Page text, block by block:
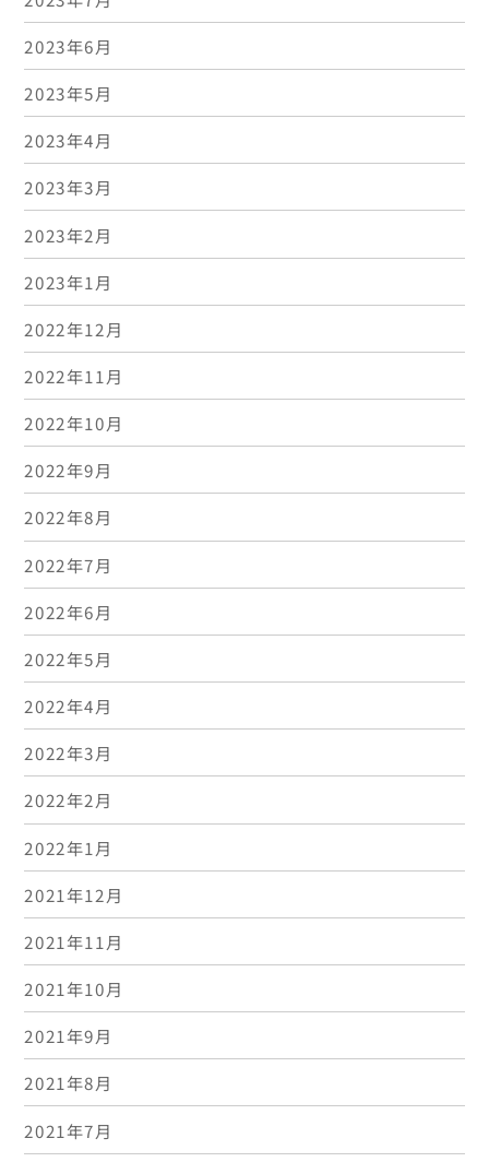
2023年6月
2023年5月
2023年4月
2023年3月
2023年2月
2023年1月
2022年12月
2022年11月
2022年10月
2022年9月
2022年8月
2022年7月
2022年6月
2022年5月
2022年4月
2022年3月
2022年2月
2022年1月
2021年12月
2021年11月
2021年10月
2021年9月
2021年8月
2021年7月